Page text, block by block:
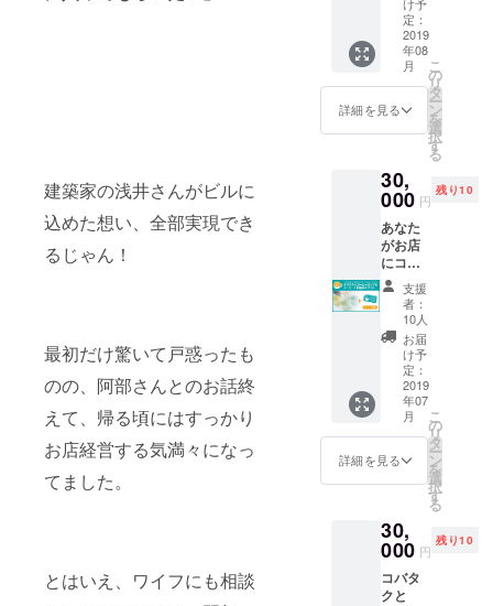
建築家の浅井さんがビルに
込めた想い、全部実現でき
るじゃん！
最初だけ驚いて戸惑ったも
のの、阿部さんとのお話終
えて、帰る頃にはすっかり
お店経営する気満々になっ
てました。
とはいえ、ワイフにも相談
が入り
ます。
（※デザ
インは
検討中
で
す。）
料チ
ケット
の使用
期限は
２０１
９年末
までと
させて
いただ
きま
す。
パー
カーの
受け取
りも
ン後、
２０１
させて
いただ
きま
す。 送
です。
ご希望
のサイ
ズをお
選びい
ただ
き、備
い。
S M
クラウ
ドファ
ウン
ディン
グ限定
「1st
edition
」のプ
リント
が入り
ます。
（※デザ
検討中
のもの
コー
ヒー無
料チ
ケット
スロー
ガン
だった
り、あ
の人へ
の
デー」
や、熱
い想い
だった
り。 ス
リーブ
に言葉
を入れ
る期限
①８月
５日〜
１１日
②８月
６日〜
１８日
③８月
１２
９日〜
２５日
２６
日〜９
レゴン
州ポー
トラン
ド。
ファー
マシー
コー
ヒーラ
「遊び
方改
革」の
根底に
はポー
トラン
ドの
「遊び
心」が
ありま
す。そ
んな僕
が選
ぶ、
ポート
ランド
でしか
トで
す。 中
身の内
容とし
ては、
定：
2019
年08
月
詳細を見る
こ
の
リ
タ
ー
ン
を
選
択
す
る
30,
000 円
残り10
あなた
がお店
にコー
ヒー飲
みにい
らっ
しゃっ
た時
に、あ
なたの
「マイ
カッ
プ」で
コー
ヒーを
提供さ
ただき
ます。
そし
て、そ
の「マ
支援
者：
10人
お届
け予
定：
2019
年07
月
詳細を見る
こ
の
リ
タ
ー
ン
を
選
択
す
る
30,
000 円
残り10
コバタ
クと